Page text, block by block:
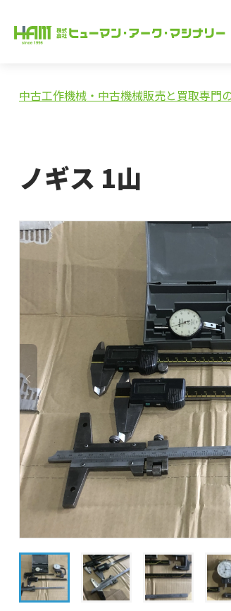
中古工作機械・中古機械販売と買取専門
ノギス 1山